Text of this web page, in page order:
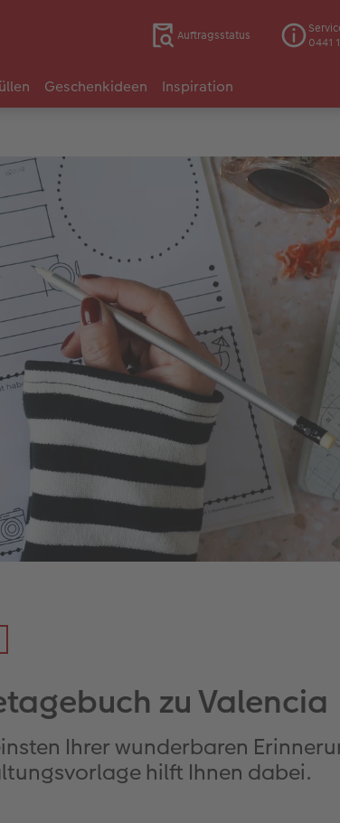
Auftragsstatus
0441
Geschenkideen Inspiration
zu Valencia
Ihrer wunderbaren
hilft Ihnen dabei.